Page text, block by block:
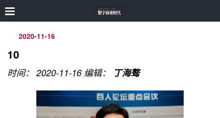
2020-11-16
10
时间： 2020-11-16 编辑： 丁海骜